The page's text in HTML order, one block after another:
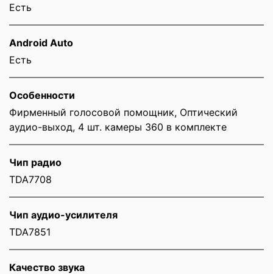
Есть
Android Auto
Есть
Особенности
Фирменный голосовой помощник, Оптический
аудио-выход, 4 шт. камеры 360 в комплекте
Чип радио
TDA7708
Чип аудио-усилителя
TDA7851
Качество звука